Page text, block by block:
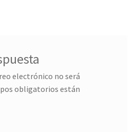
electrónico no será
obligatorios están